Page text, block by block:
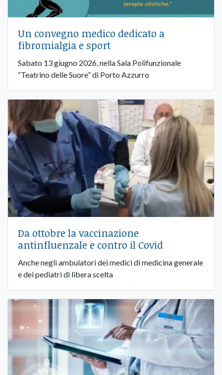
Un convegno medico dedicato a
fibromialgia e sport
Sabato 13 giugno 2026, nella Sala Polifunzionale
“Teatrino delle Suore” di Porto Azzurro
Da ottobre la vaccinazione
antinfluenzale e contro il Covid
Anche negli ambulatori dei medici di medicina generale
e dei pediatri di libera scelta